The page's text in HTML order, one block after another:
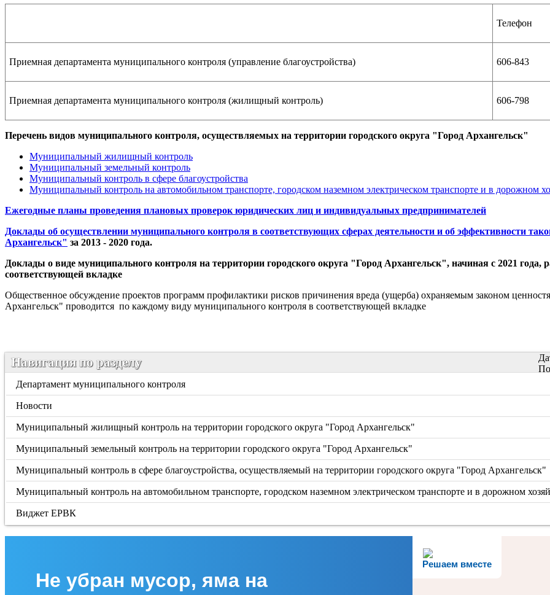
Телефон
Приемная департамента муниципального контроля (управление благоустройства) 606-843
Приемная департамента муниципального контроля (жилищный контроль) 606-798
Перечень видов муниципального контроля, осуществляемых на территории городского округа "Город Архангельск"
Муниципальный жилищный контроль
Муниципальный земельный контроль
Муниципальный контроль в сфере благоустройства
Муниципальный контроль на автомобильном транспорте, городском наземном электрическом транспорте и в дорожном
Ежегодные планы проведения плановых проверок юридических лиц и индивидуальных предпринимателей
Доклады об осуществлении муниципального контроля в соответствующих сферах деятельности и об эффективности
Архангельск" за 2013 - 2020 года.
Доклады о виде муниципального контроля на территории городского округа "Город Архангельск", начиная с 2021
соответствующей вкладке
Общественное обсуждение проектов программ профилактики рисков причинения вреда (ущерба) охраняемым законом
Архангельск" проводится по каждому виду муниципального контроля в соответствующей вкладке
Навигация по разделу
Департамент муниципального контроля
Новости
Муниципальный жилищный контроль на территории городского округа "Город Архангельск"
Муниципальный земельный контроль на территории городского округа "Город Архангельск"
Муниципальный контроль в сфере благоустройства, осуществляемый на территории городского округа "Город Архангельск"
Муниципальный контроль на автомобильном транспорте, городском наземном электрическом транспорте и в дорожном
Виджет ЕРВК
Решаем вместе
Не убран мусор, яма на